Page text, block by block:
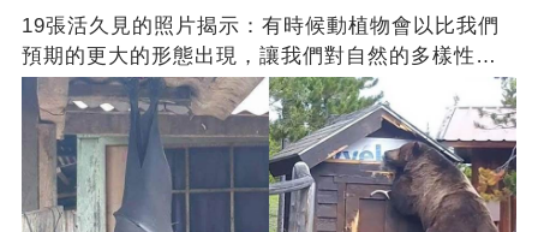
19張活久見的照片揭示：有時候動植物會以比我們
預期的更大的形態出現，讓我們對自然的多樣性感
到驚嘆